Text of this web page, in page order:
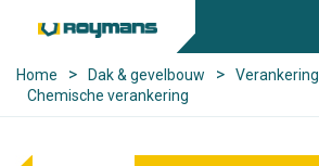
Home > Dak & gevelbouw > Verankering
Chemische verankering